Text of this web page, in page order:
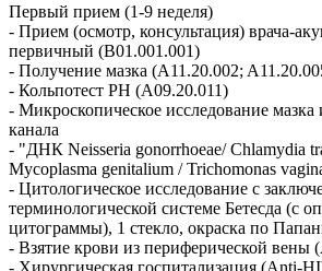
Первый прием (1-9 неделя)
- Прием (осмотр, консультация) врача-
первичный (B01.001.001)
- Получение мазка (A11.20.002;
- Кольпотест PH (A09.20.011)
- Микроскопическое исследование мазка
канала
- "ДНК Neisseria gonorrhoeae/ Chlamydia
Mycoplasma genitalium / Trichomonas
- Цитологическое исследование с
терминологической системе Бетесда (с
цитограммы), 1 стекло, окраска по
- Взятие крови из периферической вены
- Хирургическая госпитализация (Anti-